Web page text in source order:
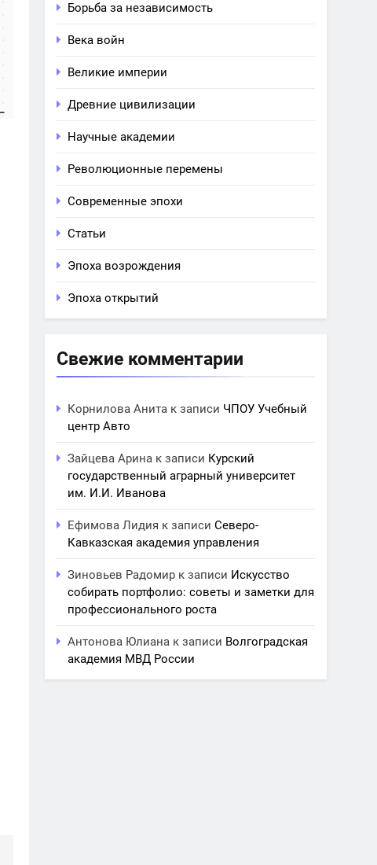
Борьба за независимость
Века войн
Великие империи
Древние цивилизации
Научные академии
Революционные перемены
Современные эпохи
Статьи
Эпоха возрождения
Эпоха открытий
Свежие комментарии
Корнилова Анита к записи ЧПОУ Учебный
центр Авто
Зайцева Арина к записи Курский
государственный аграрный университет
им. И.И. Иванова
Ефимова Лидия к записиСеверо-
Кавказская академия управления
Зиновьев Радомир к записи Искусство
собирать портфолио: советы и заметки для
профессионального роста
Антонова Юлиана к записи Волгоградская
академия МВД России